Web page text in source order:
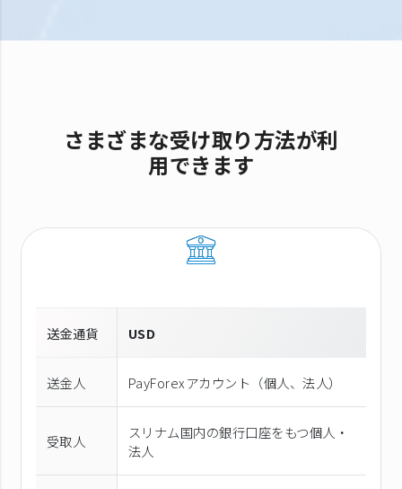
さまざまな受け取り方法が利
用できます
送金通貨 USD
送金人 PayForexアカウント（個⼈、法⼈）
受取人
スリナム国内の銀行口座をもつ個人・
法人